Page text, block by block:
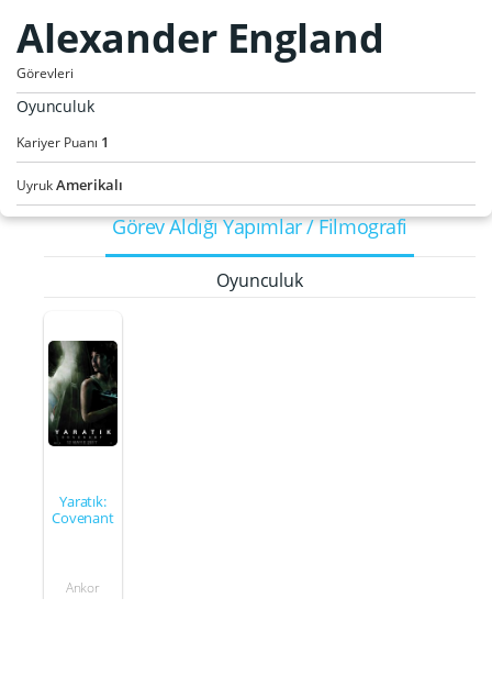
Alexander England
Görevleri
Oyunculuk
Kariyer Puanı 1
UyrukAmerikalı
Görev Aldığı Yapımlar / Filmografi
Oyunculuk
Yaratık:
Covenant
Ankor